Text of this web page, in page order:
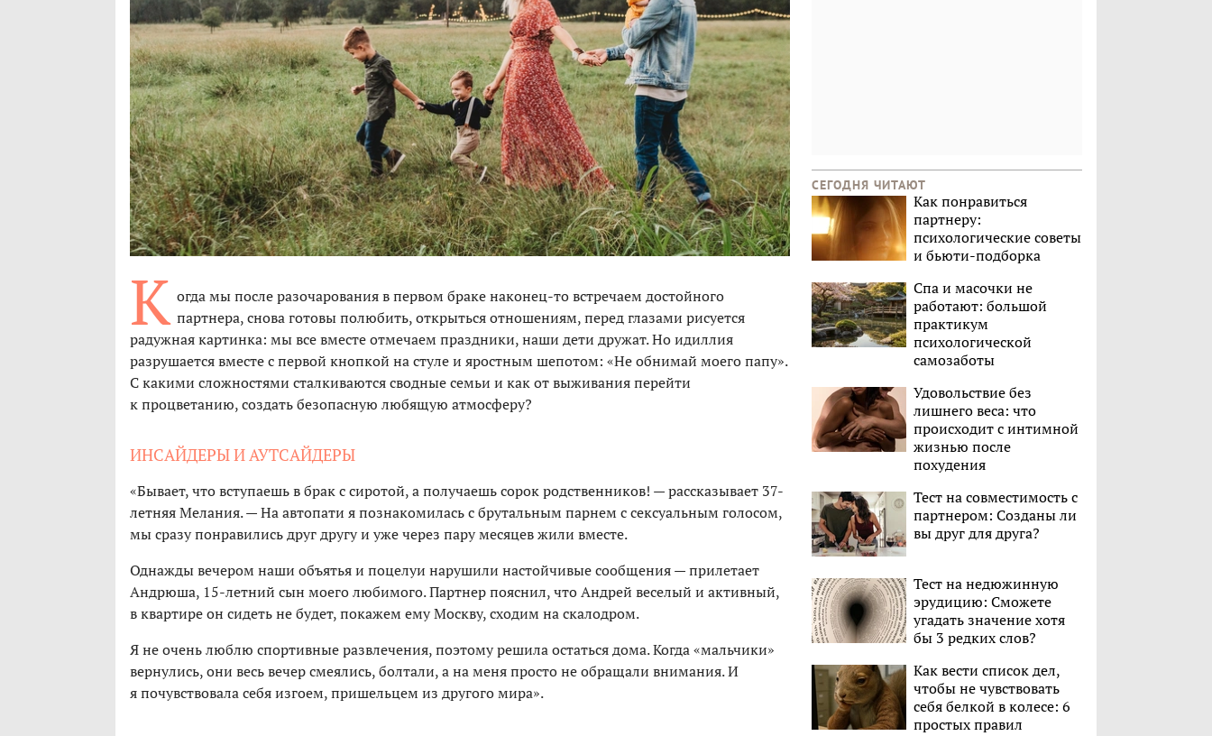
К огда мы после разочарования в первом браке наконец-то встречаем достойного
партнера, снова готовы полюбить, открыться отношениям, перед глазами рисуется
радужная картинка: мы все вместе отмечаем праздники, наши дети дружат. Но идиллия
разрушается вместе с первой кнопкой на стуле и яростным шепотом: «Не обнимай моего папу».
С какими сложностями сталкиваются свод­ные семьи и как от выживания перейти
к процветанию, создать безопасную любящую атмосферу?
ИНСАЙДЕРЫ И АУТСАЙДЕРЫ
«Бывает, что вступаешь в брак с сиротой, а получаешь сорок родственников! — рассказывает 37-
летняя Мелания. — На автопати я познакомилась с брутальным парнем с сексуальным голосом,
мы сразу понравились друг другу и уже через пару месяцев жили вместе.
Однажды вечером наши объятья и поцелуи нарушили настойчивые сообщения — прилетает
Андрюша, 15-летний сын моего любимого. Партнер пояснил, что Андрей веселый и активный,
в квартире он сидеть не будет, покажем ему Москву, сходим на скалодром.
Я не очень люблю спортивные развлечения, поэтому решила остаться дома. Когда «мальчики»
вернулись, они весь вечер смеялись, болтали, а на меня просто не обращали внимания. И
я почувствовала себя изгоем, пришельцем из другого мира».
СЕГОДНЯ ЧИТАЮТ
Как понравиться
партнеру:
психологические советы
и бьюти-подборка
Спа и масочки не
работают: большой
практикум
психологической
самозаботы
Удовольствие без
лишнего веса: что
происходит с интимной
жизнью после
похудения
Тест на совместимость с
партнером: Созданы ли
вы друг для друга?
Тест на недюжинную
эрудицию: Сможете
угадать значение хотя
бы 3 редких слов?
Как вести список дел,
чтобы не чувствовать
себя белкой в колесе: 6
простых правил